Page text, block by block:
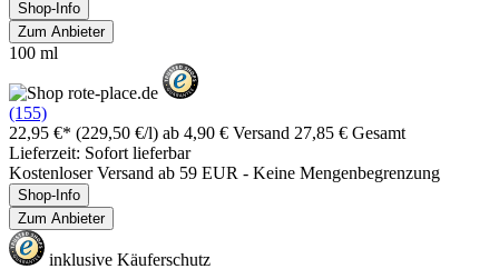
Shop-Info
Zum Anbieter
100 ml
(155)
22,95 €* (229,50 €/l) ab 4,90 € Versand 27,85 € Gesamt
Lieferzeit: Sofort lieferbar
Kostenloser Versand ab 59 EUR - Keine Mengenbegrenzung
Shop-Info
Zum Anbieter
inklusive Käuferschutz